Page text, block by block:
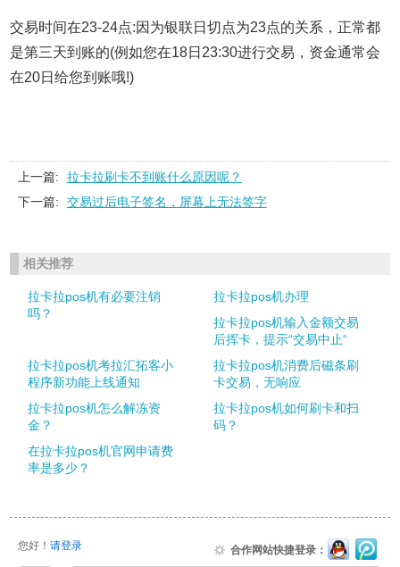
交易时间在23-24点:因为银联日切点为23点的关系，正常都
是第三天到账的(例如您在18日23:30进行交易，资金通常会
在20日给您到账哦!)
上一篇:
拉卡拉刷卡不到账什么原因呢？
下一篇:
交易过后电子签名，屏幕上无法签字
相关推荐
拉卡拉pos机有必要注销
吗？
拉卡拉pos机办理
拉卡拉pos机输入金额交易
后挥卡，提示“交易中止“
拉卡拉pos机考拉汇拓客小
程序新功能上线通知
拉卡拉pos机消费后磁条刷
卡交易，无响应
拉卡拉pos机怎么解冻资
金？
拉卡拉pos机如何刷卡和扫
码？
在拉卡拉pos机官网申请费
率是多少？
您好！ 请登录 合作网站快捷登录：